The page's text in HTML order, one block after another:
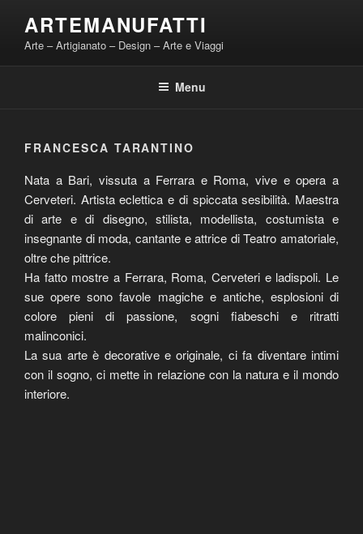
contenuto
ARTEMANUFATTI
Arte – Artigianato – Design – Arte e Viaggi
Menu
FRANCESCA TARANTINO
Nata a Bari, vissuta a Ferrara e Roma, vive e opera a
Cerveteri. Artista eclettica e di spiccata sesibilità. Maestra
di arte e di disegno, stilista, modellista, costumista e
insegnante di moda, cantante e attrice di Teatro amatoriale,
oltre che pittrice.
Ha fatto mostre a Ferrara, Roma, Cerveteri e ladispoli. Le
sue opere sono favole magiche e antiche, esplosioni di
colore pieni di passione, sogni fiabeschi e ritratti
malinconici.
La sua arte è decorative e originale, ci fa diventare intimi
con il sogno, ci mette in relazione con la natura e il mondo
interiore.